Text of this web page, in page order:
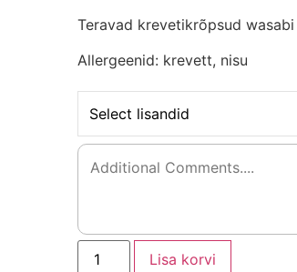
Teravad krevetikrõpsud
Allergeenid: krevett, nisu
Select lisandid
Lisa korvi